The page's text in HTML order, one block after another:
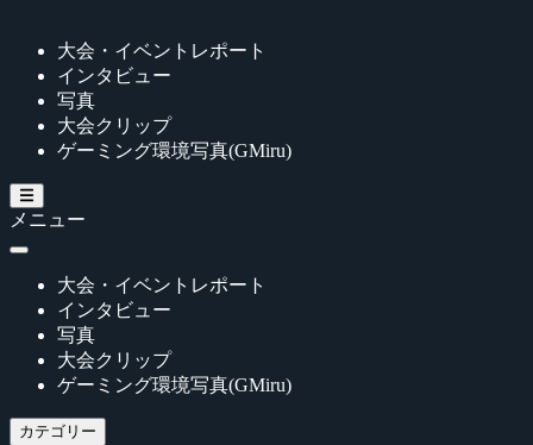
大会・イベントレポート
インタビュー
写真
大会クリップ
ゲーミング環境写真(GMiru)
メニュー
大会・イベントレポート
インタビュー
写真
大会クリップ
ゲーミング環境写真(GMiru)
カテゴリー